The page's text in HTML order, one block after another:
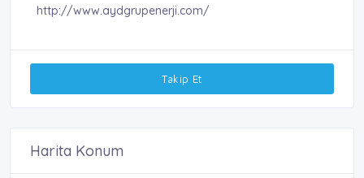
http://www.aydgrupenerji.com/
Takip Et
Harita Konum